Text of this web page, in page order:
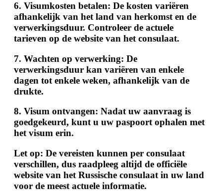
6. Visumkosten betalen: De kosten variëren
afhankelijk van het land van herkomst en de
verwerkingsduur. Controleer de actuele
tarieven op de website van het consulaat.
7. Wachten op verwerking: De
verwerkingsduur kan variëren van enkele
dagen tot enkele weken, afhankelijk van de
drukte.
8. Visum ontvangen: Nadat uw aanvraag is
goedgekeurd, kunt u uw paspoort ophalen met
het visum erin.
Let op: De vereisten kunnen per consulaat
verschillen, dus raadpleeg altijd de officiële
website van het Russische consulaat in uw land
voor de meest actuele informatie.